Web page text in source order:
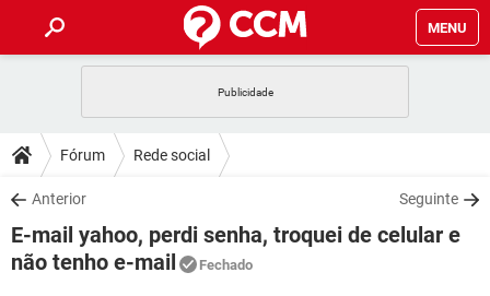
MENU
CELULAR
OUTLOOK
INSTAGRAM GMAIL
GUIA DE COMPRAS
DICAS
JOGOS
OUTLOOK
DOWNLOADS
JOGOS WHATSAPP
CELULAR
FÓRUM
Fórum Rede social
Anterior Seguinte
E-mail yahoo, perdi senha, troquei de celular e
não tenho e-mail
Fechado